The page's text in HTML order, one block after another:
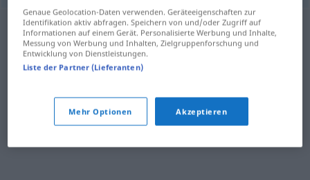
Genaue Geolocation-Daten verwenden. Geräteeigenschaften zur
Identifikation aktiv abfragen. Speichern von und/oder Zugriff auf
Informationen auf einem Gerät. Personalisierte Werbung und Inhalte,
Messung von Werbung und Inhalten, Zielgruppenforschung und
Entwicklung von Dienstleistungen.
Liste der Partner (Lieferanten)
Mehr Optionen Akzeptieren